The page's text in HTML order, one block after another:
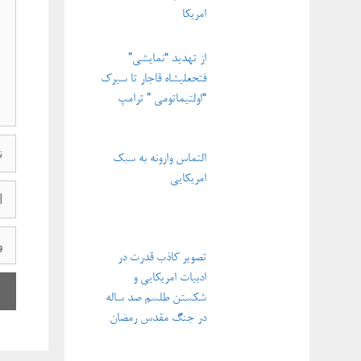
امریکا
از تهدید “نمایشی”
فتحعلیشاه قاجار تا سیرک
“اولتیماتومی ” ترامپ
التماس وارونه به سبک
امریکایی
تصویر کاذب قدرت در
ادبیات امریکایی و
شکستن طلسم صد ساله
در جنگ مقدس رمضان